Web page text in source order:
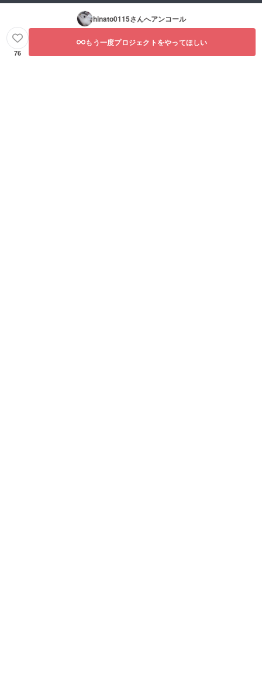
hinato0115さんへアンコール
76
もう一度プロジェクトをやってほしい